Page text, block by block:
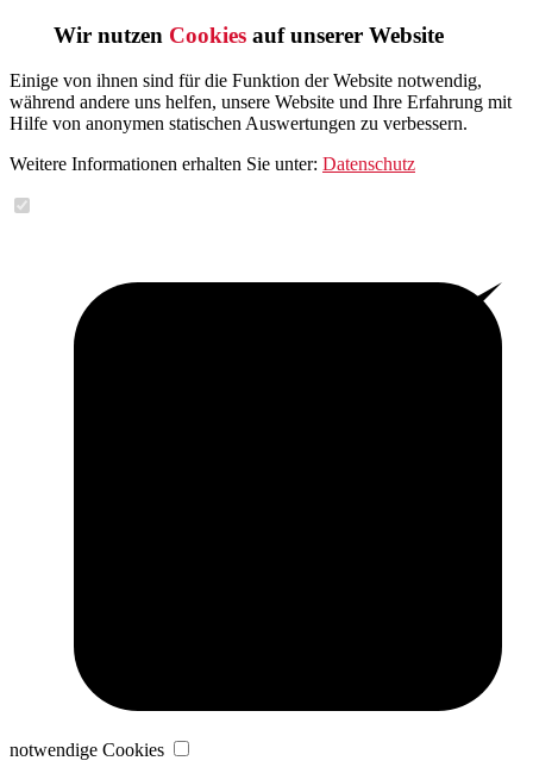
Wir nutzen Cookies auf unserer Website
Einige von ihnen sind für die Funktion der Website notwendig,
während andere uns helfen, unsere Website und Ihre Erfahrung mit
Hilfe von anonymen statischen Auswertungen zu verbessern.
Weitere Informationen erhalten Sie unter: Datenschutz
notwendige Cookies